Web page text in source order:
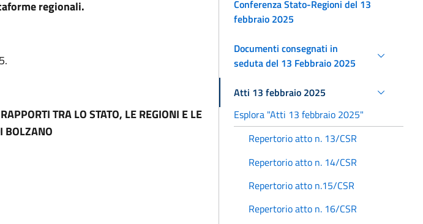
regionali.
TRA LO STATO, LE REGIONI E LE
BOLZANO
Conferenza Stato-Regioni del 13
febbraio 2025
Documenti consegnati in
seduta del 13 Febbraio 2025
Atti 13 febbraio 2025
Esplora "Atti 13 febbraio 2025"
Repertorio atto n. 13/CSR
Repertorio atto n. 14/CSR
Repertorio atto n.15/CSR
Repertorio atto n. 16/CSR